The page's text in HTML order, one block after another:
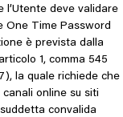
deve validare
One Time Password
è prevista dalla
1, comma 545
la quale richiede che
online su siti
convalida